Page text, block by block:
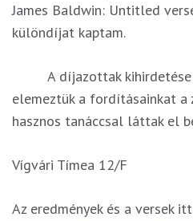
James Baldwin: Untitled
különdíjat kaptam.
A díjazottak kihirdetése
elemeztük a fordításainkat a
hasznos tanáccsal láttak el
Vígvári Tímea 12/F
Az eredmények és a versek